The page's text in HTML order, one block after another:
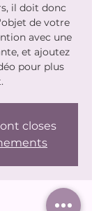
il doit donc
de votre
avec une
et ajoutez
pour plus
closes